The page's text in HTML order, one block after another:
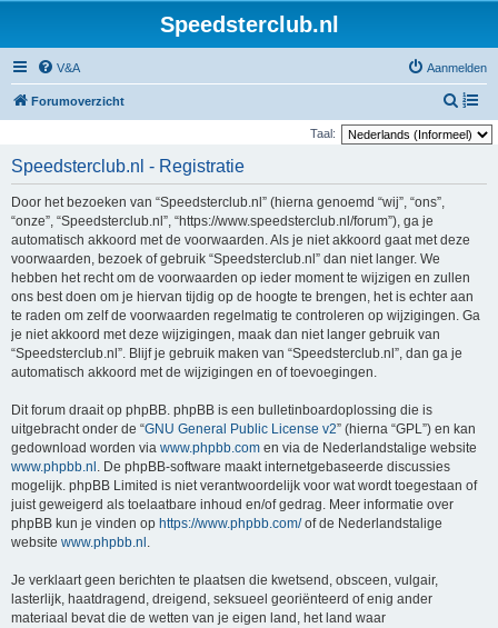
Speedsterclub.nl
V&A Aanmelden
Forumoverzicht
Z
o
Taal:
Speedsterclub.nl - Registratie
Door het bezoeken van “Speedsterclub.nl” (hierna genoemd “wij”, “ons”,
“onze”, “Speedsterclub.nl”, “https://www.speedsterclub.nl/forum”), ga je
automatisch akkoord met de voorwaarden. Als je niet akkoord gaat met deze
voorwaarden, bezoek of gebruik “Speedsterclub.nl” dan niet langer. We
hebben het recht om de voorwaarden op ieder moment te wijzigen en zullen
ons best doen om je hiervan tijdig op de hoogte te brengen, het is echter aan
te raden om zelf de voorwaarden regelmatig te controleren op wijzigingen. Ga
je niet akkoord met deze wijzigingen, maak dan niet langer gebruik van
“Speedsterclub.nl”. Blijf je gebruik maken van “Speedsterclub.nl”, dan ga je
automatisch akkoord met de wijzigingen en of toevoegingen.
Dit forum draait op phpBB. phpBB is een bulletinboardoplossing die is
uitgebracht onder de “GNU General Public License v2” (hierna “GPL”) en kan
gedownload worden via www.phpbb.com en via de Nederlandstalige website
www.phpbb.nl . De phpBB-software maakt internetgebaseerde discussies
mogelijk. phpBB Limited is niet verantwoordelijk voor wat wordt toegestaan of
juist geweigerd als toelaatbare inhoud en/of gedrag. Meer informatie over
phpBB kun je vinden op https://www.phpbb.com/of de Nederlandstalige
website www.phpbb.nl .
Je verklaart geen berichten te plaatsen die kwetsend, obsceen, vulgair,
lasterlijk, haatdragend, dreigend, seksueel georiënteerd of enig ander
materiaal bevat die de wetten van je eigen land, het land waar